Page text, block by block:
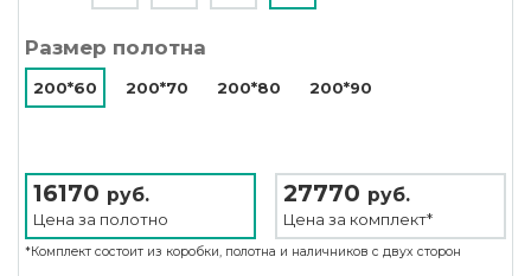
Размер полотна
200*60 200*70 200*80 200*90
16170 руб.
Цена за полотно
27770 руб.
Цена за комплект*
*Комплект состоит из коробки, полотна и наличников с двух сторон